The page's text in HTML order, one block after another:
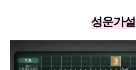
성운가설